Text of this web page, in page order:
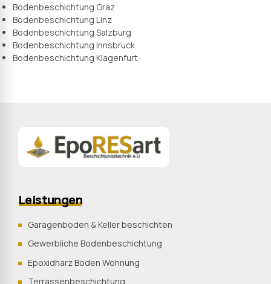
Bodenbeschichtung Graz
Bodenbeschichtung Linz
Bodenbeschichtung Salzburg
Bodenbeschichtung Innsbruck
Bodenbeschichtung Klagenfurt
Leistungen
Garagenboden & Keller beschichten
Gewerbliche Bodenbeschichtung
Epoxidharz Boden Wohnung
Terrassenbeschichtung